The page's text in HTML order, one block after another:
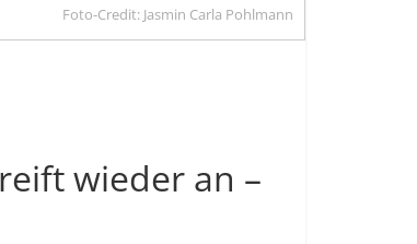
Foto-Credit: Jasmin Carla Pohlmann
wieder an –